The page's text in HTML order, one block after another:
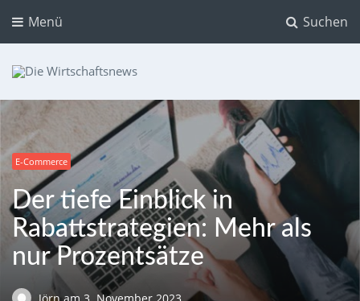
Suchen
Menü
Dein Ratgeber für Aktien und Kryptowährungen
E-Commerce
Der tiefe Einblick in
Rabattstrategien: Mehr als
nur Prozentsätze